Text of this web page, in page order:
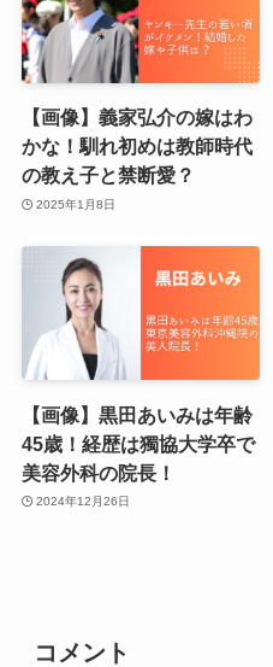
【画像】義家弘介の嫁はわ
かな！馴れ初めは教師時代
の教え子と禁断愛？
2025年1月8日
【画像】黒田あいみは年齢
45歳！経歴は獨協大学卒で
美容外科の院長！
2024年12月26日
コメント